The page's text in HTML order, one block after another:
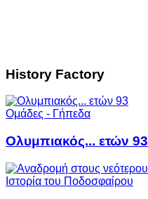
History Factory
Ομάδες - Γήπεδα
Ολυμπιακός... ετών 93
Ιστορία του Ποδοσφαίρου